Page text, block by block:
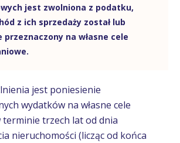
jest zwolniona z podatku,
z ich sprzedaży został lub
przeznaczony na własne cele
jest poniesienie
wydatków na własne cele
terminie trzech lat od dnia
nieruchomości (licząc od końca